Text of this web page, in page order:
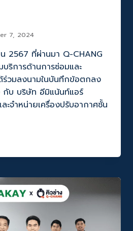
7, 2024
2567 ที่ผ่านมา Q-CHANG
ริการด้านการซ่อมและ
ร่วมลงนามในบันทึกข้อตกลง
กับ บริษัท อีมิแน้นท์แอร์
ะจำหน่ายเครื่องปรับอากาศชั้น